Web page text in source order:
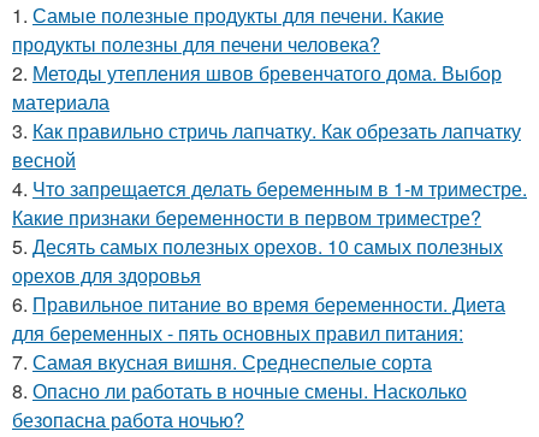
1. Самые полезные продукты для печени. Какие
продукты полезны для печени человека?
2. Методы утепления швов бревенчатого дома. Выбор
материала
3. Как правильно стричь лапчатку. Как обрезать лапчатку
весной
4. Что запрещается делать беременным в 1-м триместре.
Какие признаки беременности в первом триместре?
5. Десять самых полезных орехов. 10 самых полезных
орехов для здоровья
6. Правильное питание во время беременности. Диета
для беременных - пять основных правил питания:
7. Самая вкусная вишня. Среднеспелые сорта
8. Опасно ли работать в ночные смены. Насколько
безопасна работа ночью?